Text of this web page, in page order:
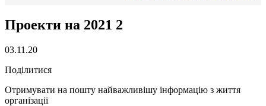
Проекти на 2021 2
03.11.20
Поділитися
Отримувати на пошту найважливішу інформацію з життя
організації